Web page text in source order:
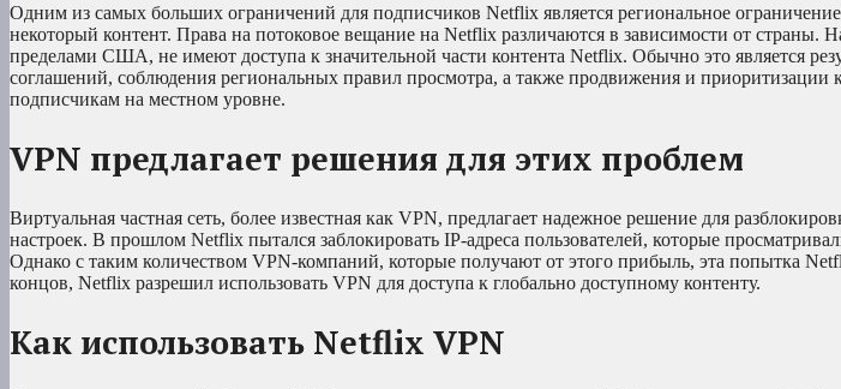
Одним из самых больших ограничений для подписчиков Netflix является региональное
некоторый контент. Права на потоковое вещание на Netflix различаются в зависимости от страны.
пределами США, не имеют доступа к значительной части контента Netflix. Обычно это является
соглашений, соблюдения региональных правил просмотра, а также продвижения и приоритизации
подписчикам на местном уровне.
VPN предлагает решения для этих проблем
Виртуальная частная сеть, более известная как VPN, предлагает надежное решение для
настроек. В прошлом Netflix пытался заблокировать IP-адреса пользователей, которые
Однако с таким количеством VPN-компаний, которые получают от этого прибыль, эта попытка
концов, Netflix разрешил использовать VPN для доступа к глобально доступному контенту.
Как использовать Netflix VPN